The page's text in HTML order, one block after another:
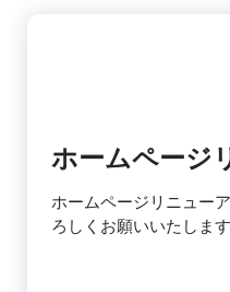
ホームページ
ホームページリニュー
ろしくお願いいたします